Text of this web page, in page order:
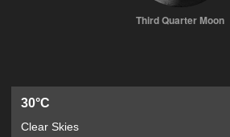
Third Quarter Moon
30°C
Clear Skies